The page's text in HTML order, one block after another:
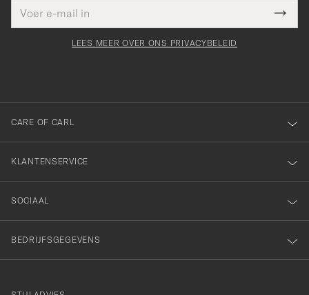
mailadres
veldBedankt
voor
onze
nieuwsbrief!
LEES MEER OVER ONS PRIVACYBELEID
CARE OF CARL
KLANTENSERVICE
SOCIAAL
BEDRIJFSGEGEVENS